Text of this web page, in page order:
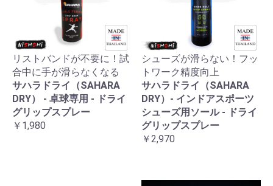
リストバンドが不要に！試
合中に手が滑らなくなる
サハラドライ（SAHARA
DRY） - 卓球専用 - ドライ
グリップスプレー
￥1,980
シューズが滑らない！フッ
トワーク精度向上
サハラドライ（SAHARA
DRY）- インドアスポーツ
シューズ用ソール - ドライ
グリップスプレー
￥2,970